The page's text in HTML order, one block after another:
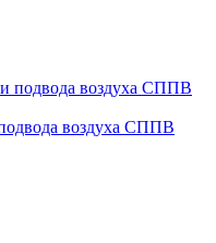
воздуха СППВ